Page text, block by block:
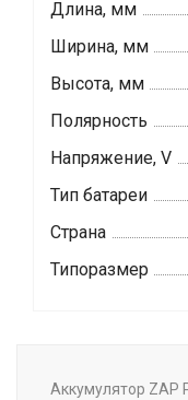
Длина, мм
Ширина, мм
Высота, мм
Полярность
Напряжение, V
Тип батареи
Страна
Типоразмер
Аккумулятор ZAP